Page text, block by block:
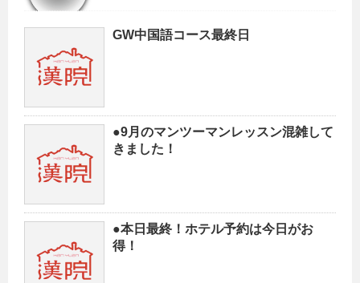
GW中国語コース最終日
●9月のマンツーマンレッスン混雑して
きました！
●本日最終！ホテル予約は今日がお
得！